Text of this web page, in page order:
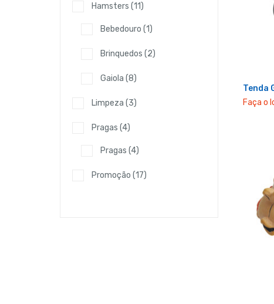
Tenda
Faça o
Hamsters (11)
Bebedouro (1)
Brinquedos (2)
Gaiola (8)
Limpeza (3)
Pragas (4)
Pragas (4)
Promoção (17)